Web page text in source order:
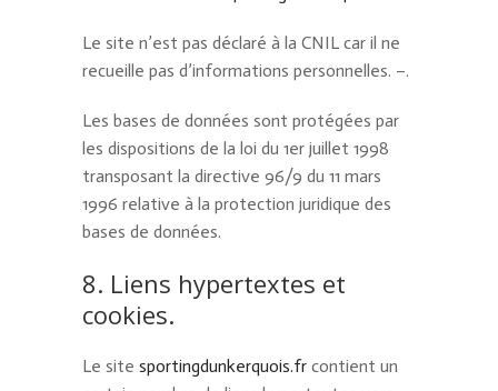
Le site n’est pas déclaré à la CNIL car il ne
recueille pas d’informations personnelles. –.
Les bases de données sont protégées par
les dispositions de la loi du 1er juillet 1998
transposant la directive 96/9 du 11 mars
1996 relative à la protection juridique des
bases de données.
8. Liens hypertextes et
cookies.
Le site sportingdunkerquois.fr contient un